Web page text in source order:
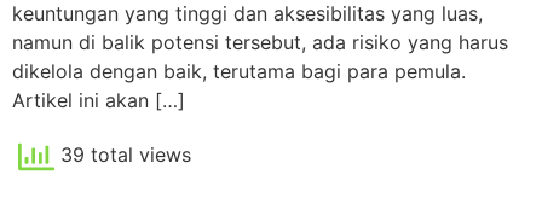
keuntungan yang tinggi dan aksesibilitas yang luas,
namun di balik potensi tersebut, ada risiko yang harus
dikelola dengan baik, terutama bagi para pemula.
Artikel ini akan […]
39 total views